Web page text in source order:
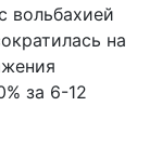
вольбахией
на
за 6-12